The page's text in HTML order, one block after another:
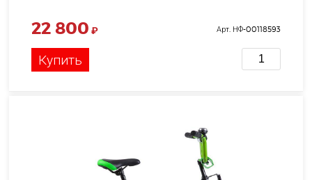
22 800 ₽ Арт. НФ-00118593
Купить